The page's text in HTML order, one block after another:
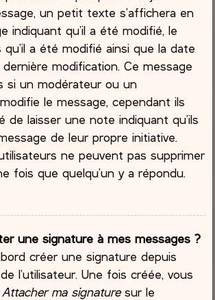
un petit texte s’affichera en
indiquant qu’il a été modifié, le
a été modifié ainsi que la date
dernière modification. Ce message
si un modérateur ou un
le message, cependant ils
de laisser une note indiquant qu’ils
de leur propre initiative.
ne peuvent pas supprimer
fois que quelqu’un y a répondu.
une signature à mes messages ?
créer une signature depuis
l’utilisateur. Une fois créée, vous
Attacher ma signaturesur le